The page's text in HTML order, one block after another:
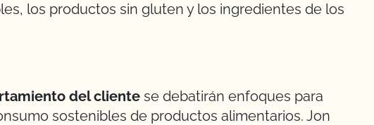
los productos sin gluten y los ingredientes de los
del cliente se debatirán enfoques para
sostenibles de productos alimentarios. Jon